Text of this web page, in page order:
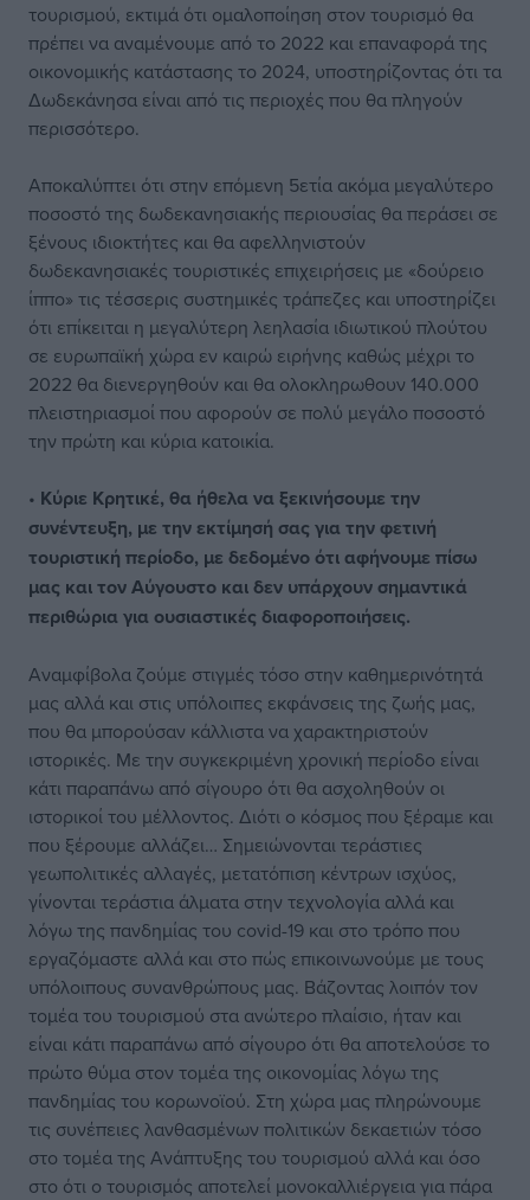
τουρισμού, εκτιμά ότι ομαλοποίηση στον τουρισμό θα
πρέπει να αναμένουμε από το 2022 και επαναφορά της
οικονομικής κατάστασης το 2024, υποστηρίζοντας ότι τα
Δωδεκάνησα είναι από τις περιοχές που θα πληγούν
περισσότερο.
Αποκαλύπτει ότι στην επόμενη 5ετία ακόμα μεγαλύτερο
ποσοστό της δωδεκανησιακής περιουσίας θα περάσει σε
ξένους ιδιοκτήτες και θα αφελληνιστούν
δωδεκανησιακές τουριστικές επιχειρήσεις με «δούρειο
ίππο» τις τέσσερις συστημικές τράπεζες και υποστηρίζει
ότι επίκειται η μεγαλύτερη λεηλασία ιδιωτικού πλούτου
σε ευρωπαϊκή χώρα εν καιρώ ειρήνης καθώς μέχρι το
2022 θα διενεργηθούν και θα ολοκληρωθουν 140.000
πλειστηριασμοί που αφορούν σε πολύ μεγάλο ποσοστό
την πρώτη και κύρια κατοικία.
• Κύριε Κρητικέ, θα ήθελα να ξεκινήσουμε την
συνέντευξη, με την εκτίμησή σας για την φετινή
τουριστική περίοδο, με δεδομένο ότι αφήνουμε πίσω
μας και τον Αύγουστο και δεν υπάρχουν σημαντικά
περιθώρια για ουσιαστικές διαφοροποιήσεις.
Αναμφίβολα ζούμε στιγμές τόσο στην καθημερινότητά
μας αλλά και στις υπόλοιπες εκφάνσεις της ζωής μας,
που θα μπορούσαν κάλλιστα να χαρακτηριστούν
ιστορικές. Με την συγκεκριμένη χρονική περίοδο είναι
κάτι παραπάνω από σίγουρο ότι θα ασχοληθούν οι
ιστορικοί του μέλλοντος. Διότι ο κόσμος που ξέραμε και
που ξέρουμε αλλάζει… Σημειώνονται τεράστιες
γεωπολιτικές αλλαγές, μετατόπιση κέντρων ισχύος,
γίνονται τεράστια άλματα στην τεχνολογία αλλά και
λόγω της πανδημίας του covid-19 και στο τρόπο που
εργαζόμαστε αλλά και στο πώς επικοινωνούμε με τους
υπόλοιπους συνανθρώπους μας. Βάζοντας λοιπόν τον
τομέα του τουρισμού στα ανώτερο πλαίσιο, ήταν και
είναι κάτι παραπάνω από σίγουρο ότι θα αποτελούσε το
πρώτο θύμα στον τομέα της οικονομίας λόγω της
πανδημίας του κορωνοϊού. Στη χώρα μας πληρώνουμε
τις συνέπειες λανθασμένων πολιτικών δεκαετιών τόσο
στο τομέα της Ανάπτυξης του τουρισμού αλλά και όσο
στο ότι ο τουρισμός αποτελεί μονοκαλλιέργεια για πάρα